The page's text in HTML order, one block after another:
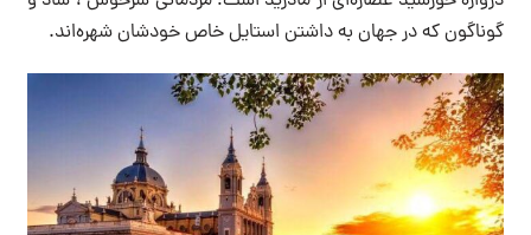
گوناگون که در جهان به داشتن استایل خاص خودشان شهره‌اند.